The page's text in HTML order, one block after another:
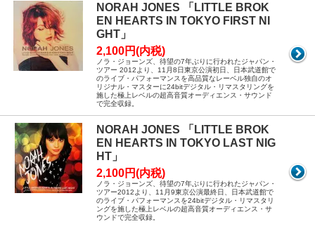
NORAH JONES 「LITTLE BROK
EN HEARTS IN TOKYO FIRST NI
GHT」
2,100円(内税)
ノラ・ジョーンズ、待望の7年ぶりに行われたジャパン・
ツアー 2012より、11月8日東京公演初日、日本武道館で
のライブ・パフォーマンスを高品質なレーベル独自のオ
リジナル・マスターに24bitデジタル・リマスタリングを
施した極上レベルの超高音質オーディエンス・サウンド
で完全収録。
NORAH JONES 「LITTLE BROK
EN HEARTS IN TOKYO LAST NIG
HT」
2,100円(内税)
ノラ・ジョーンズ、待望の7年ぶりに行われたジャパン・
ツアー2012より、11月9東京公演最終日、日本武道館で
のライブ・パフォーマンスを24bitデジタル・リマスタリ
ングを施した極上レベルの超高音質オーディエンス・サ
ウンドで完全収録。